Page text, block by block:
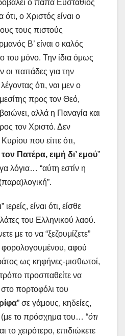
ο παπά Ευστάθιος
ότι, ο Χριστός είναι ο
τους πιστούς
Β’ είναι ο καλός
του μόνο. Την ίδια όμως
οι παπάδες για την
ότι, ναι μεν ο
προς τον Θεό,
αλλά η Παναγία και
τον Χριστό. Δεν
που είπε ότι,
τον Πατέρα, ειμή δι’ εμού”
λόγια… “αύτη εστίν η
είναι ότι, είσθε
του Ελληνικού λαού.
με το να “ξεζουμίζετε”
αφού
ως κηφήνες-μισθωτοί,
προσπαθείτε να
πορτοφόλι του
” σε γάμους, κηδείες,
(με το πρόσχημα του… “ότι
το χειρότερο, επιδιώκετε